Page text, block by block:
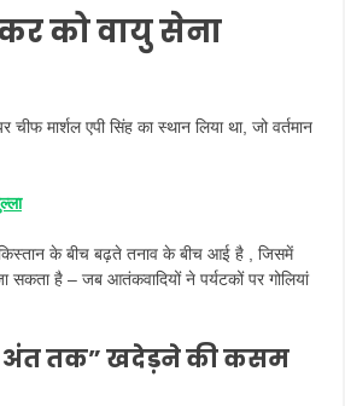
को वायु सेना
मार्शल एपी सिंह का स्थान लिया था, जो वर्तमान
के बीच बढ़ते तनाव के बीच आई है , जिसमें
है – जब आतंकवादियों ने पर्यटकों पर गोलियां
के अंत तक” खदेड़ने की कसम